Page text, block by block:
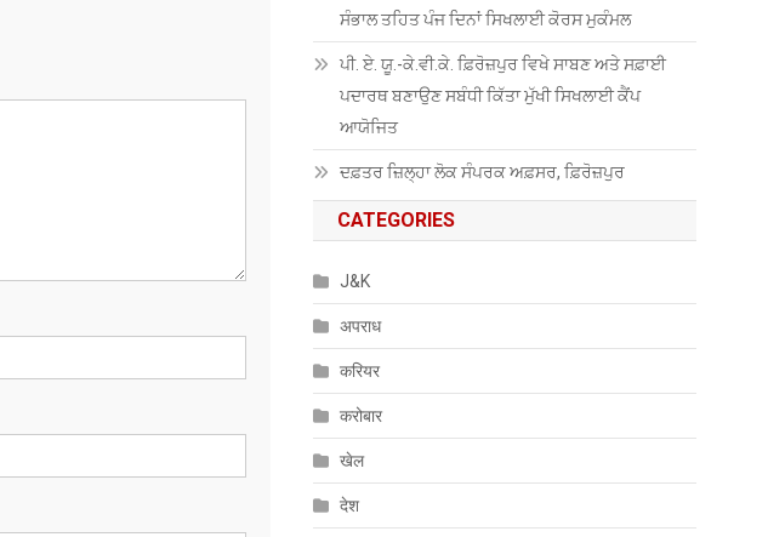
ਸੰਭਾਲ ਤਹਿਤ ਪੰਜ ਦਿਨਾਂ ਸਿਖਲਾਈ ਕੋਰਸ ਮੁਕੰਮਲ
ਪੀ. ਏ. ਯੂ.-ਕੇ.ਵੀ.ਕੇ. ਫ਼ਿਰੋਜ਼ਪੁਰ ਵਿਖੇ ਸਾਬਣ ਅਤੇ ਸਫ਼ਾਈ
ਪਦਾਰਥ ਬਣਾਉਣ ਸਬੰਧੀ ਕਿੱਤਾ ਮੁੱਖੀ ਸਿਖਲਾਈ ਕੈਂਪ
ਆਯੋਜਿਤ
ਦਫ਼ਤਰ ਜ਼ਿਲ੍ਹਾ ਲੋਕ ਸੰਪਰਕ ਅਫ਼ਸਰ, ਫ਼ਿਰੋਜ਼ਪੁਰ
CATEGORIES
J&K
अपराध
करियर
करोबार
खेल
देश